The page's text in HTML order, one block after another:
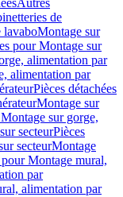
Autres
de
lavaboMontage sur
pour Montage sur
alimentation par
alimentation par
Pièces détachées
Montage sur
sur gorge,
secteurPièces
secteurMontage
pour Montage mural,
par
alimentation par